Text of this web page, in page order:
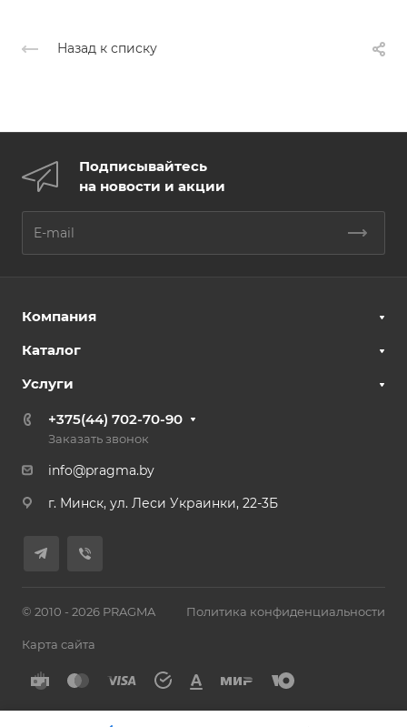
Назад к списку
Подписывайтесь
на новости и акции
Компания
Каталог
Услуги
+375(44) 702-70-90
Заказать звонок
info@pragma.by
г. Минск, ул. Леси Украинки, 22-3Б
© 2010 - 2026 PRAGMA Политика конфиденциальности
Карта сайта